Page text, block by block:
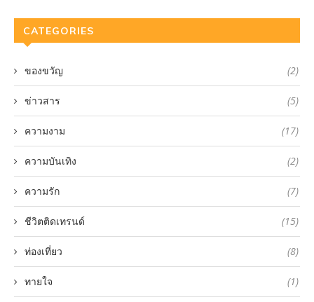
CATEGORIES
ของขวัญ (2)
ข่าวสาร (5)
ความงาม (17)
ความบันเทิง (2)
ความรัก (7)
ชีวิตติดเทรนด์ (15)
ท่องเที่ยว (8)
ทายใจ (1)